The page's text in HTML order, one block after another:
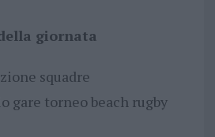
giornata
squadre
gare torneo beach rugby